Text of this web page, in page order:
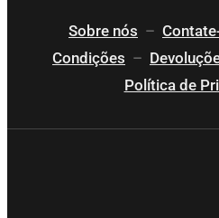
Sobre nós –
Condições –
Política de